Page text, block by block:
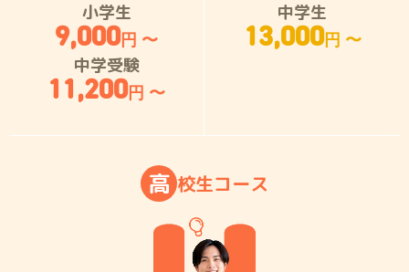
小学生
9,000円 〜
中学受験
11,200円 〜
中学生
13,000円 〜
高 校生コース